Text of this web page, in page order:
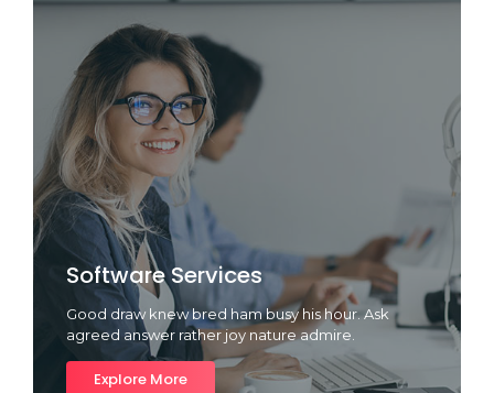
Software Services
Good draw knew bred ham busy his hour. Ask
agreed answer rather joy nature admire.
Explore More